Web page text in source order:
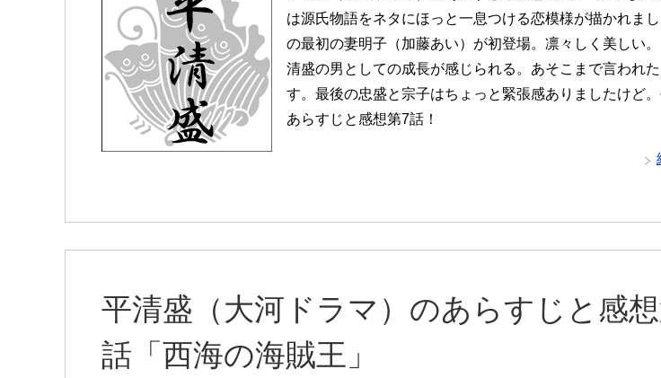
は源氏物語をネタにほっと一息つける恋模様が描かれま
の最初の妻明子（加藤あい）が初登場。凛々しく美しい。
清盛の男としての成長が感じられる。あそこまで言われた
す。最後の忠盛と宗子はちょっと緊張感ありましたけど
あらすじと感想第7話！
平清盛（大河ドラマ）のあらすじと感
話「西海の海賊王」